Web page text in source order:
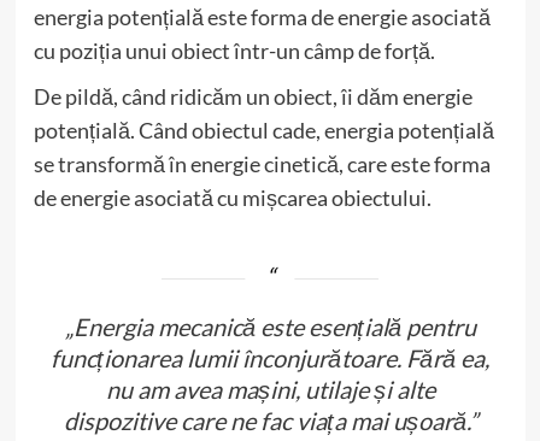
energia potențială este forma de energie asociată
cu poziția unui obiect într-un câmp de forță.
De pildă, când ridicăm un obiect, îi dăm energie
potențială. Când obiectul cade, energia potențială
se transformă în energie cinetică, care este forma
de energie asociată cu mișcarea obiectului.
„Energia mecanică este esențială pentru
funcționarea lumii înconjurătoare. Fără ea,
nu am avea mașini, utilaje și alte
dispozitive care ne fac viața mai ușoară.”